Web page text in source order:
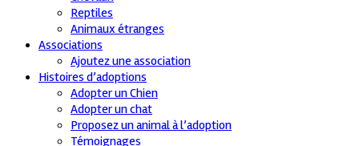
Reptiles
Animaux étranges
Associations
Ajoutez une association
Histoires d’adoptions
Adopter un Chien
Adopter un chat
Proposez un animal à l’adoption
Témoignages